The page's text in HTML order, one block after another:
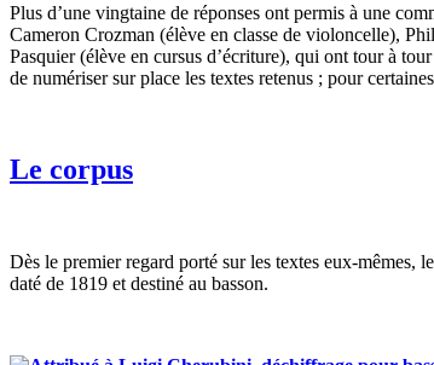
Plus d’une vingtaine de réponses ont permis à une
Cameron Crozman (élève en classe de violoncelle),
Pasquier (élève en cursus d’écriture), qui ont tour à
de numériser sur place les textes retenus ; pour
Le corpus
Dès le premier regard porté sur les textes eux-mêmes,
daté de 1819 et destiné au basson.